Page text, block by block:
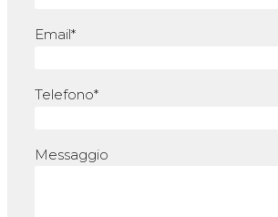
Email*
Telefono*
Messaggio